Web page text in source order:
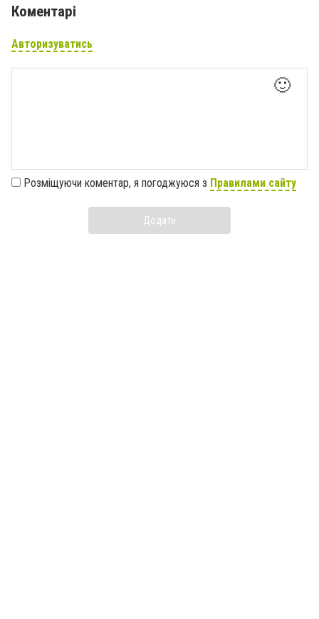
Коментарі
Авторизуватись
🙂
Розміщуючи коментар, я погоджуюся з Правилами сайту
Додати